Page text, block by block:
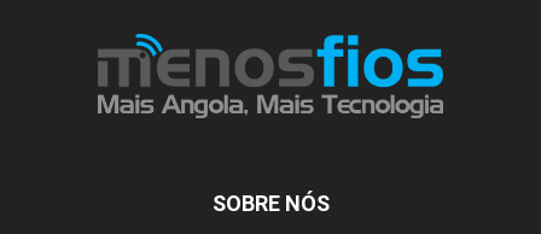
SOBRE NÓS